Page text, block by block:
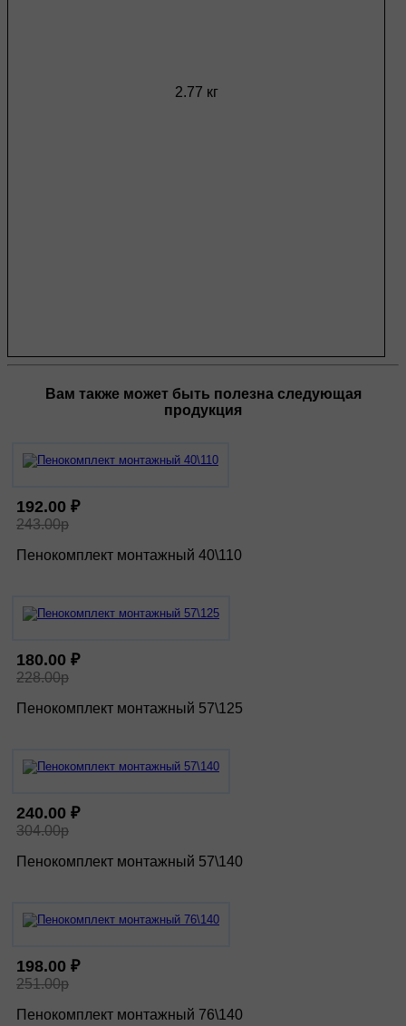
2.77 кг
Вам также может быть полезна следующая
продукция
192.00 ₽
243.00р
Пенокомплект монтажный 40\110
180.00 ₽
228.00р
Пенокомплект монтажный 57\125
240.00 ₽
304.00р
Пенокомплект монтажный 57\140
198.00 ₽
251.00р
Пенокомплект монтажный 76\140